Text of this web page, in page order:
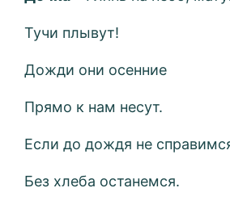
Тучи плывут!
Дожди они осенние
Прямо к нам несут.
Если до дождя не
Без хлеба останемся.